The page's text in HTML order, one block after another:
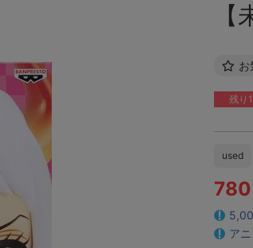
お
残り
used
780
ア